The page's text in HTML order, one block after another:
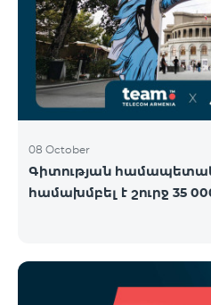
08 October
Գիտության
համախմբել է շուրջ 35